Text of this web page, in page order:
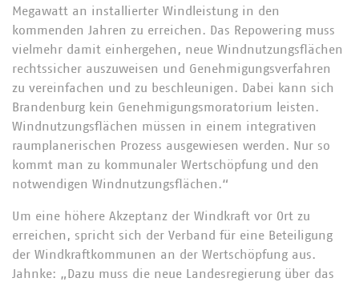
Megawatt an installierter Windleistung in den
kommenden Jahren zu erreichen. Das Repowering muss
vielmehr damit einhergehen, neue Windnutzungsflächen
rechtssicher auszuweisen und Genehmigungsverfahren
zu vereinfachen und zu beschleunigen. Dabei kann sich
Brandenburg kein Genehmigungsmoratorium leisten.
Windnutzungsflächen müssen in einem integrativen
raumplanerischen Prozess ausgewiesen werden. Nur so
kommt man zu kommunaler Wertschöpfung und den
notwendigen Windnutzungsflächen.“
Um eine höhere Akzeptanz der Windkraft vor Ort zu
erreichen, spricht sich der Verband für eine Beteiligung
der Windkraftkommunen an der Wertschöpfung aus.
Jahnke: „Dazu muss die neue Landesregierung über das